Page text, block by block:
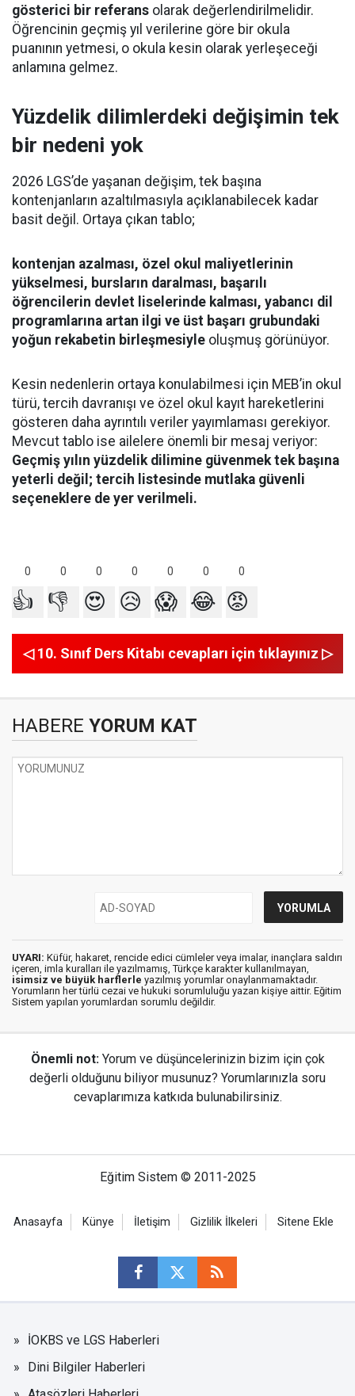
gösterici bir referans olarak değerlendirilmelidir.
Öğrencinin geçmiş yıl verilerine göre bir okula
puanının yetmesi, o okula kesin olarak yerleşeceği
anlamına gelmez.
Yüzdelik dilimlerdeki değişimin tek
bir nedeni yok
2026 LGS’de yaşanan değişim, tek başına
kontenjanların azaltılmasıyla açıklanabilecek kadar
basit değil. Ortaya çıkan tablo;
kontenjan azalması, özel okul maliyetlerinin
yükselmesi, bursların daralması, başarılı
öğrencilerin devlet liselerinde kalması, yabancı dil
programlarına artan ilgi ve üst başarı grubundaki
yoğun rekabetin birleşmesiyle oluşmuş görünüyor.
Kesin nedenlerin ortaya konulabilmesi için MEB’in okul
türü, tercih davranışı ve özel okul kayıt hareketlerini
gösteren daha ayrıntılı veriler yayımlaması gerekiyor.
Mevcut tablo ise ailelere önemli bir mesaj veriyor:
Geçmiş yılın yüzdelik dilimine güvenmek tek başına
yeterli değil; tercih listesinde mutlaka güvenli
seçeneklere de yer verilmeli.
0 0 0 0 0 0 0
👍 👎 😍 😥 😱 😂 😡
◁ 10. Sınıf Ders Kitabı cevapları için tıklayınız ▷
HABERE YORUM KAT
UYARI: Küfür, hakaret, rencide edici cümleler veya imalar, inançlara saldırı
içeren, imla kuralları ile yazılmamış, Türkçe karakter kullanılmayan,
isimsiz ve büyük harflerle yazılmış yorumlar onaylanmamaktadır.
Yorumların her türlü cezai ve hukuki sorumluluğu yazan kişiye aittir. Eğitim
Sistem yapılan yorumlardan sorumlu değildir.
Önemli not: Yorum ve düşüncelerinizin bizim için çok
değerli olduğunu biliyor musunuz? Yorumlarınızla soru
cevaplarımıza katkıda bulunabilirsiniz.
Eğitim Sistem © 2011-2025
Anasayfa Künye İletişim Gizlilik İlkeleri Sitene Ekle
İOKBS ve LGS Haberleri
Dini Bilgiler Haberleri